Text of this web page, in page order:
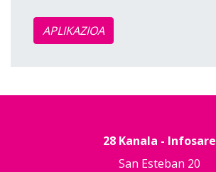
APLIKAZIOA
28 Kanala - Infosare
San Esteban 20